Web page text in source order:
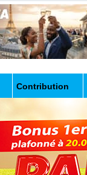
Contribution